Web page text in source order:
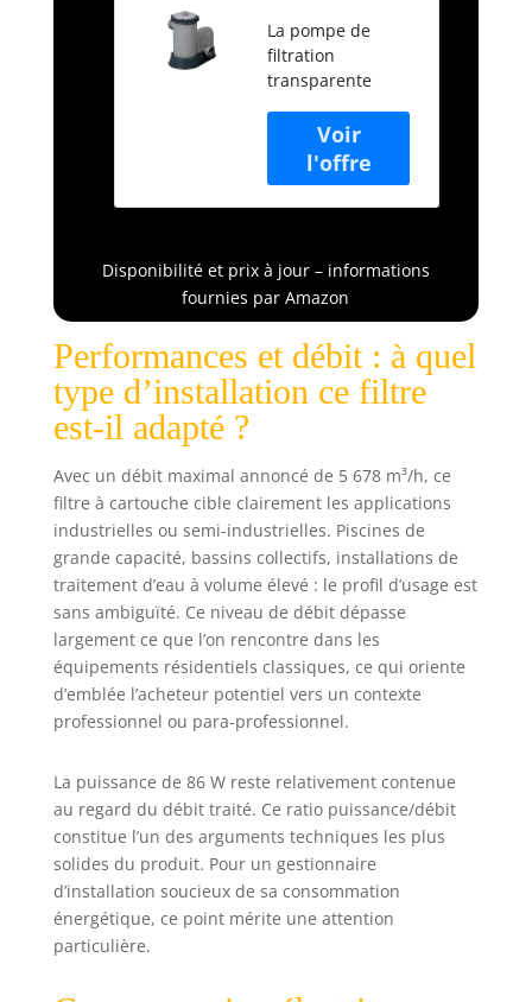
W Cartouche
Type III
La pompe de
filtration
transparente
Bestway est un
excellent moyen
de garder l’eau de
sa piscine
d’été Facile à
raccorder
fournis) et à
utiliser
Recommandée
L (cartouches de
filtration de type
III-A/C)
Disponibilité et prix à jour – informations
fournies par Amazon
Performances et débit : à quel
type d’installation ce filtre
est-il adapté ?
Avec un débit maximal annoncé de 5 678 m³/h, ce
filtre à cartouche cible clairement les applications
industrielles ou semi-industrielles. Piscines de
grande capacité, bassins collectifs, installations de
traitement d’eau à volume élevé : le profil d’usage est
sans ambiguïté. Ce niveau de débit dépasse
largement ce que l’on rencontre dans les
équipements résidentiels classiques, ce qui oriente
d’emblée l’acheteur potentiel vers un contexte
professionnel ou para-professionnel.
La puissance de 86 W reste relativement contenue
au regard du débit traité. Ce ratio puissance/débit
constitue l’un des arguments techniques les plus
solides du produit. Pour un gestionnaire
d’installation soucieux de sa consommation
énergétique, ce point mérite une attention
particulière.